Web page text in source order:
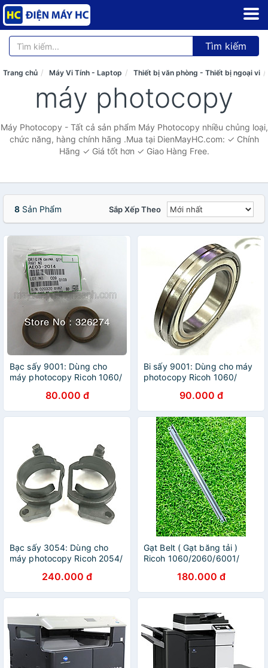
Tìm kiếm
Trang chủ Máy Vi Tính - Laptop Thiết bị văn phòng - Thiết bị ngoại vi
máy photocopy
Máy Photocopy - Tất cả sản phẩm Máy Photocopy nhiều chủng loại,
chức năng, hàng chính hãng .Mua tại DienMayHC.com: ✓ Chính
Hãng ✓ Giá tốt hơn ✓ Giao Hàng Free.
8 Sản Phẩm Sắp Xếp Theo
Bạc sấy 9001: Dùng cho
máy photocopy Ricoh 1060/
HA - Hàng nhập khẩu )
80.000 đ
Bi sấy 9001: Dùng cho máy
photocopy Ricoh 1060/
HA - Hàng nhập khẩu )
90.000 đ
Bạc sấy 3054: Dùng cho
máy photocopy Ricoh 2054/
4055/ 5054/ 5055/ 6054/
6055 ( HA - Hàng nhập
khẩu )
240.000 đ
Gạt Belt ( Gạt băng tải )
Ricoh 1060/2060/6001/
180.000 đ